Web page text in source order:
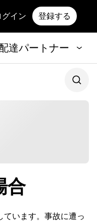
グイン 登録する
達パートナー
合
ています。事故に遭っ